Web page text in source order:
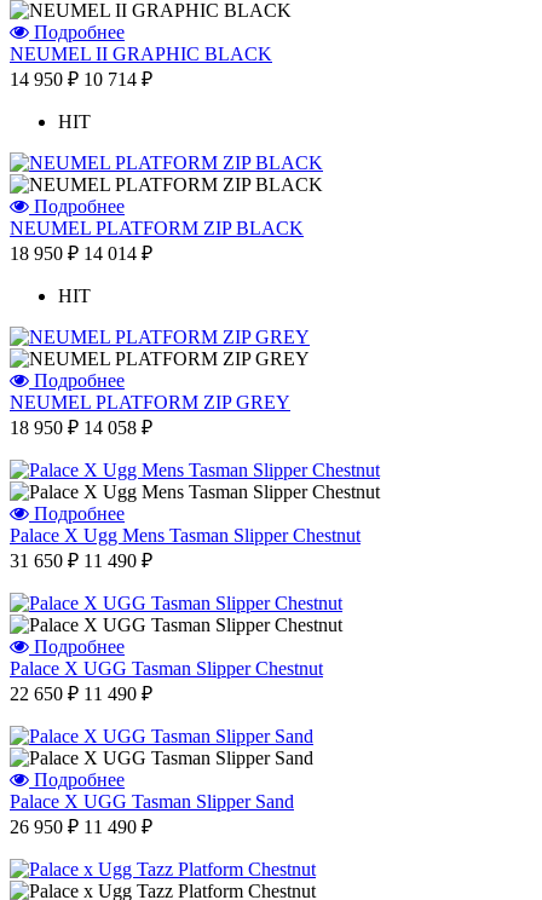
Подробнее
NEUMEL II GRAPHIC BLACK
14 950 ₽ 10 714 ₽
HIT
Подробнее
NEUMEL PLATFORM ZIP BLACK
18 950 ₽ 14 014 ₽
HIT
Подробнее
NEUMEL PLATFORM ZIP GREY
18 950 ₽ 14 058 ₽
Подробнее
Palace X Ugg Mens Tasman Slipper Chestnut
31 650 ₽ 11 490 ₽
Подробнее
Palace X UGG Tasman Slipper Chestnut
22 650 ₽ 11 490 ₽
Подробнее
Palace X UGG Tasman Slipper Sand
26 950 ₽ 11 490 ₽